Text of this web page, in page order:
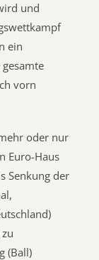
und
ein
vorn
oder nur
Euro-Haus
Senkung der
(Ball)